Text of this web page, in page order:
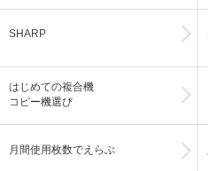
SHARP
はじめての複合機
コピー機選び
月間使用枚数でえらぶ